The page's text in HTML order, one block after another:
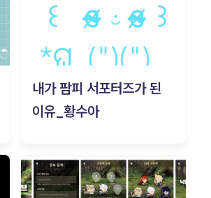
내가 팜피 서포터즈가 된
이유_황수아